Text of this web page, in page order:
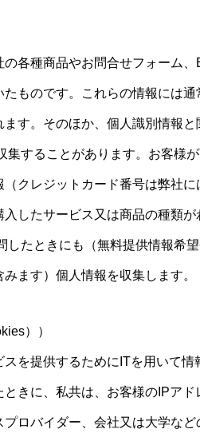
各種商品やお問合せフォーム
ものです。これらの情報には
す。そのほか、個人識別情報と
することがあります。お客様
クレジットカード番号は弊社
したサービス又は商品の種類
たときにも（無料提供情報希
ます）個人情報を収集します。
））
を提供するためにITを用いて情
きに、私共は、お客様のIPアド
ロバイダー、会社又は大学な